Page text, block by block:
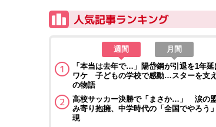
週間
月間
「本当は去年で…」陽岱鋼が引退を1年延
ワケ 子どもの学校で感動…スターを支
の物語
高校サッカー決勝で「まさか…」 涙の
み寄り抱擁、中学時代の「全国でやろう
現